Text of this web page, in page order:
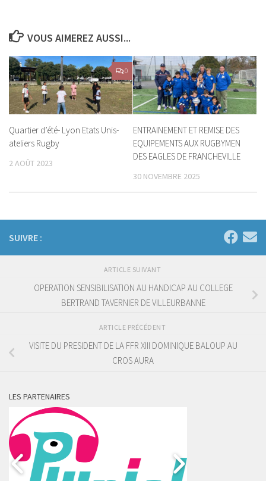
VOUS AIMEREZ AUSSI...
0
Quartier d’été- Lyon Etats Unis-
ateliers Rugby
2 AOÛT 2023
ENTRAINEMENT ET REMISE DES
EQUIPEMENTS AUX RUGBYMEN
DES EAGLES DE FRANCHEVILLE
30 NOVEMBRE 2025
SUIVRE :
ARTICLE SUIVANT
OPERATION SENSIBILISATION AU HANDICAP AU COLLEGE
BERTRAND TAVERNIER DE VILLEURBANNE
ARTICLE PRÉCÉDENT
VISITE DU PRESIDENT DE LA FFR XIII DOMINIQUE BALOUP AU
CROS AURA
LES PARTENAIRES